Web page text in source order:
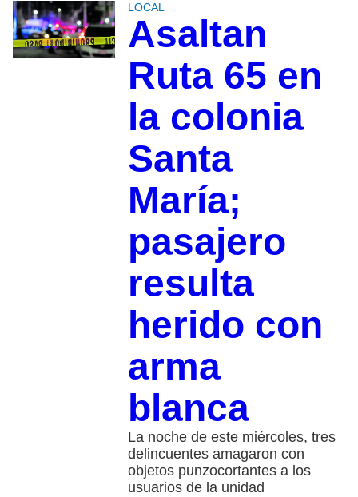
LOCAL
Asaltan
Ruta 65 en
la colonia
Santa
María;
pasajero
resulta
herido con
arma
blanca
La noche de este miércoles, tres
delincuentes amagaron con
objetos punzocortantes a los
usuarios de la unidad